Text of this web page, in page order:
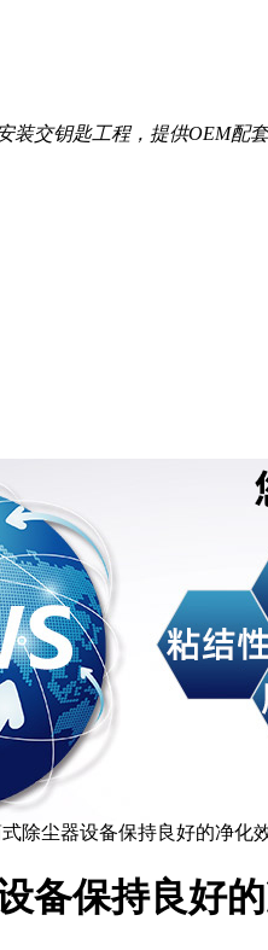
装交钥匙工程，提供OEM配
除尘器设备保持良好的净化
备保持良好